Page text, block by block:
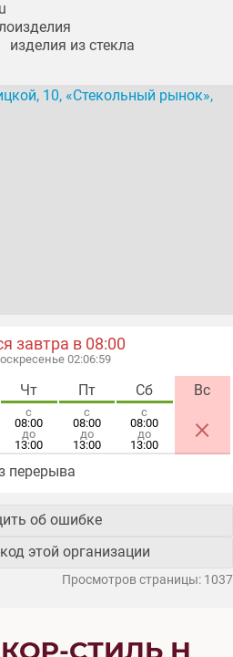
изделия из стекла
завтра в 08:00
02:07:00
Чт
с
08:00
до
13:00
Пт
с
08:00
до
13:00
Сб
с
08:00
до
13:00
Вс
×
перерыва
об ошибке
этой организации
Просмотров страницы: 1037